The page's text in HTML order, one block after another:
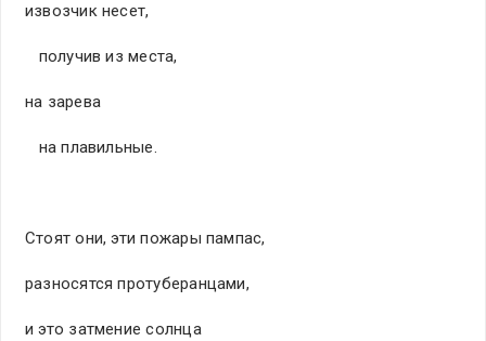
извозчик несет,
получив из места,
на зарева
на плавильные.
Стоят они, эти пожары пампас,
разносятся протуберанцами,
и это затмение солнца